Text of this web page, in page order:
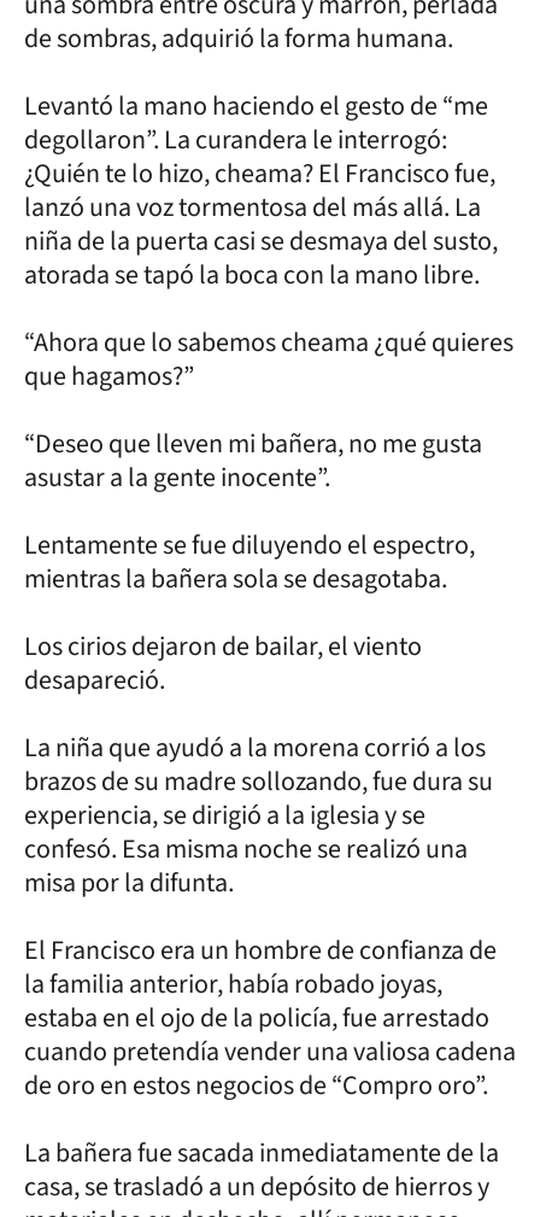
de sombras, adquirió la forma humana.
Levantó la mano haciendo el gesto de “me
degollaron”. La curandera le interrogó:
¿Quién te lo hizo, cheama? El Francisco fue,
lanzó una voz tormentosa del más allá. La
niña de la puerta casi se desmaya del susto,
atorada se tapó la boca con la mano libre.
“Ahora que lo sabemos cheama ¿qué quieres
que hagamos?”
“Deseo que lleven mi bañera, no me gusta
asustar a la gente inocente”.
Lentamente se fue diluyendo el espectro,
mientras la bañera sola se desagotaba.
Los cirios dejaron de bailar, el viento
desapareció.
La niña que ayudó a la morena corrió a los
brazos de su madre sollozando, fue dura su
experiencia, se dirigió a la iglesia y se
confesó. Esa misma noche se realizó una
misa por la difunta.
El Francisco era un hombre de confianza de
la familia anterior, había robado joyas,
estaba en el ojo de la policía, fue arrestado
cuando pretendía vender una valiosa cadena
de oro en estos negocios de “Compro oro”.
La bañera fue sacada inmediatamente de la
casa, se trasladó a un depósito de hierros y